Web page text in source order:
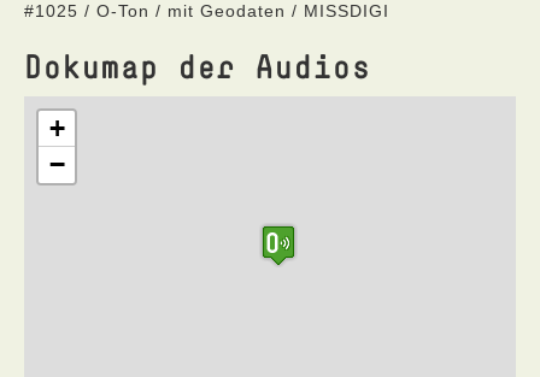
#1025 / O-Ton / mit Geodaten / MISSDIGI
Dokumap der Audios